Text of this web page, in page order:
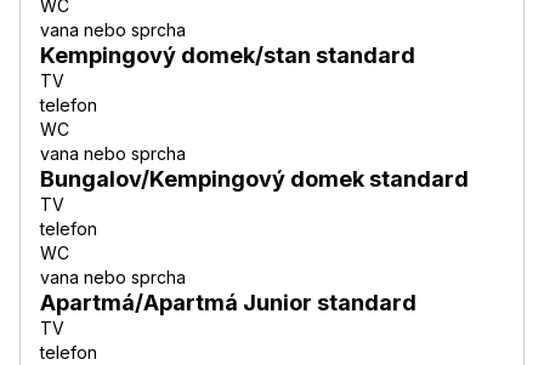
WC
vana nebo sprcha
Kempingový domek/stan standard
TV
telefon
WC
vana nebo sprcha
Bungalov/Kempingový domek standard
TV
telefon
WC
vana nebo sprcha
Apartmá/Apartmá Junior standard
TV
telefon